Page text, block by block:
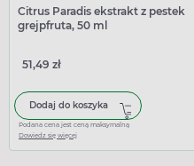
Citrus Paradis ekstrakt z pestek
grejpfruta, 50 ml
51,49 zł
Dodaj do koszyka
Podana cena jest ceną maksymalną
Dowiedz się więcej